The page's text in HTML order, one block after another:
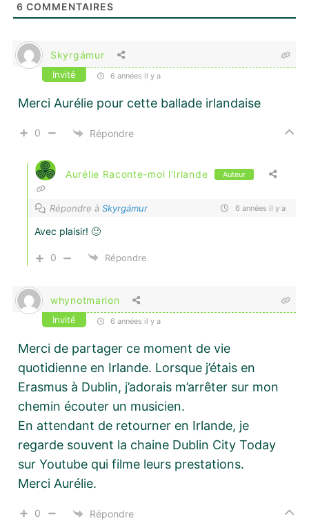
6 COMMENTAIRES
Skyrgámur
Invité 6 années il y a
Merci Aurélie pour cette ballade irlandaise
0 Répondre
Aurélie Raconte-moi l'Irlande Auteur
Répondre àSkyrgámur 6 années il y a
Avec plaisir! 🙂
0 Répondre
whynotmarion
Invité 6 années il y a
Merci de partager ce moment de vie
quotidienne en Irlande. Lorsque j’étais en
Erasmus à Dublin, j’adorais m’arrêter sur mon
chemin écouter un musicien.
En attendant de retourner en Irlande, je
regarde souvent la chaine Dublin City Today
sur Youtube qui filme leurs prestations.
Merci Aurélie.
0 Répondre